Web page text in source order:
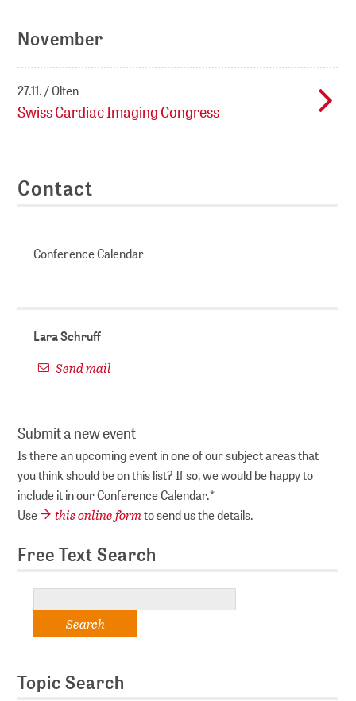
November
27.11. Olten
Swiss Cardiac Imaging Congress
Contact
Conference Calendar
Lara Schruff
Send mail
Submit a new event
Is there an upcoming event in one of our subject areas that
you think should be on this list? If so, we would be happy to
include it in our Conference Calendar.*
Use
this online formto send us the details.
Free Text Search
Topic Search